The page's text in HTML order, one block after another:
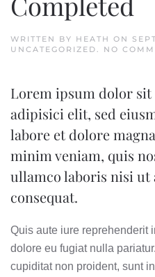
WRITTEN BY HEATH ON
UNCATEGORIZED. NO
Lorem ipsum dolor sit
adipisici elit, sed
labore et dolore
minim veniam, quis
ullamco laboris nisi ut
consequat.
Quis aute iure reprehenderit
dolore eu fugiat nulla
cupiditat non proident, sunt